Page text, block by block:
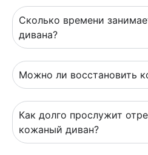
Сколько времени
дивана?
Можно ли восстановить
Как долго прослужит
кожаный диван?